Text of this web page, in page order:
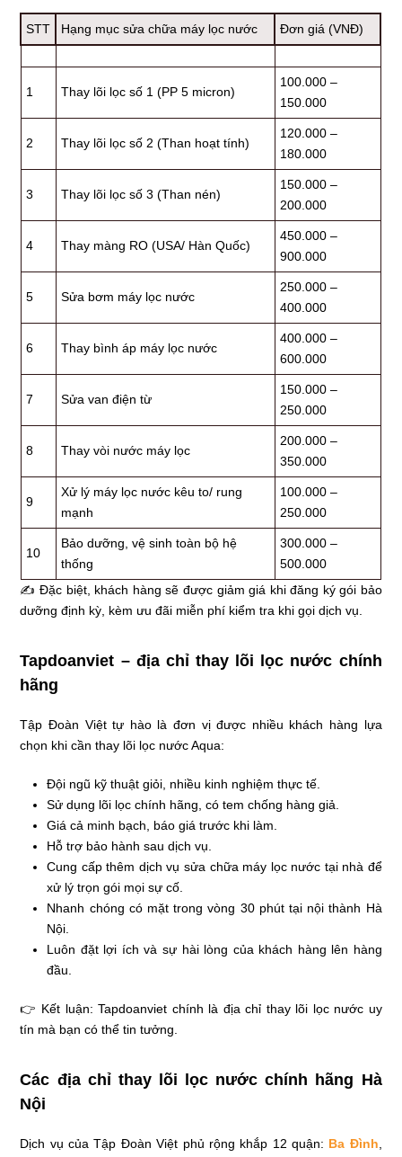
STT Hạng mục sửa chữa máy lọc nước Đơn giá (VNĐ)
1 Thay lõi lọc số 1 (PP 5 micron)
100.000 –
150.000
2 Thay lõi lọc số 2 (Than hoạt tính)
120.000 –
180.000
3 Thay lõi lọc số 3 (Than nén)
150.000 –
200.000
4 Thay màng RO (USA/ Hàn Quốc)
450.000 –
900.000
5 Sửa bơm máy lọc nước
250.000 –
400.000
6 Thay bình áp máy lọc nước
400.000 –
600.000
7 Sửa van điện từ
150.000 –
250.000
8 Thay vòi nước máy lọc
200.000 –
350.000
9
Xử lý máy lọc nước kêu to/ rung
mạnh
100.000 –
250.000
10
Bảo dưỡng, vệ sinh toàn bộ hệ
thống
300.000 –
500.000
✍ Đặc biệt, khách hàng sẽ được giảm giá khi đăng ký gói bảo
dưỡng định kỳ, kèm ưu đãi miễn phí kiểm tra khi gọi dịch vụ.
Tapdoanviet – địa chỉ thay lõi lọc nước chính
hãng
Tập Đoàn Việt tự hào là đơn vị được nhiều khách hàng lựa
chọn khi cần thay lõi lọc nước Aqua:
Đội ngũ kỹ thuật giỏi, nhiều kinh nghiệm thực tế.
Sử dụng lõi lọc chính hãng, có tem chống hàng giả.
Giá cả minh bạch, báo giá trước khi làm.
Hỗ trợ bảo hành sau dịch vụ.
Cung cấp thêm dịch vụ sửa chữa máy lọc nước tại nhà để
xử lý trọn gói mọi sự cố.
Nhanh chóng có mặt trong vòng 30 phút tại nội thành Hà
Nội.
Luôn đặt lợi ích và sự hài lòng của khách hàng lên hàng
đầu.
👉 Kết luận: Tapdoanviet chính là địa chỉ thay lõi lọc nước uy
tín mà bạn có thể tin tưởng.
Các địa chỉ thay lõi lọc nước chính hãng Hà
Nội
Dịch vụ của Tập Đoàn Việt phủ rộng khắp 12 quận: Ba Đình